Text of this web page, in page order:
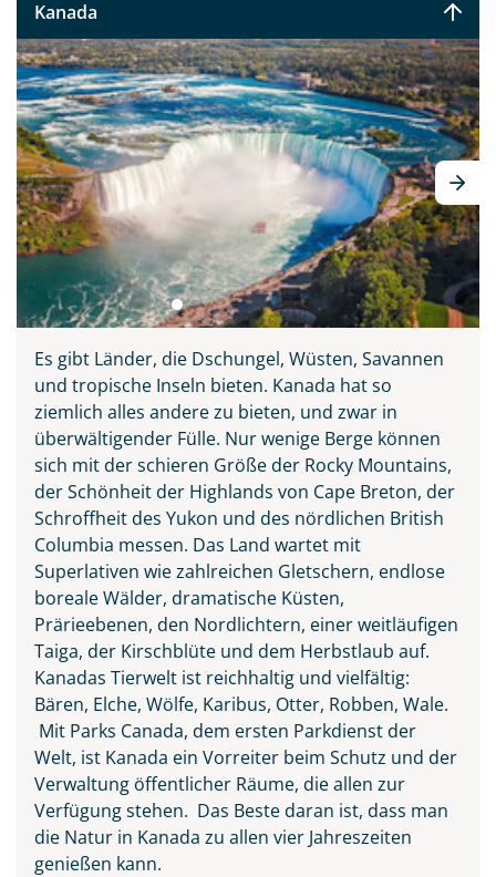
Niagarafälle
Kanada
Es gibt Länder, die Dschungel, Wüsten, Savannen
und tropische Inseln bieten. Kanada hat so
ziemlich alles andere zu bieten, und zwar in
überwältigender Fülle. Nur wenige Berge können
sich mit der schieren Größe der Rocky Mountains,
der Schönheit der Highlands von Cape Breton, der
Schroffheit des Yukon und des nördlichen British
Columbia messen. Das Land wartet mit
Superlativen wie zahlreichen Gletschern, endlose
boreale Wälder, dramatische Küsten,
Prärieebenen, den Nordlichtern, einer weitläufigen
Taiga, der Kirschblüte und dem Herbstlaub auf.
Kanadas Tierwelt ist reichhaltig und vielfältig:
Bären, Elche, Wölfe, Karibus, Otter, Robben, Wale.
Mit Parks Canada, dem ersten Parkdienst der
Welt, ist Kanada ein Vorreiter beim Schutz und der
Verwaltung öffentlicher Räume, die allen zur
Verfügung stehen. Das Beste daran ist, dass man
die Natur in Kanada zu allen vier Jahreszeiten
genießen kann.